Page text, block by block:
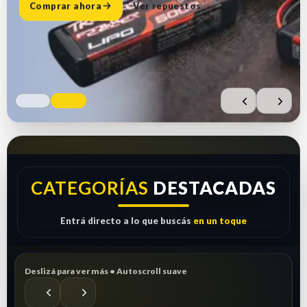
Comprar ahora Ver repuestos
CATEGORÍAS DESTACADAS
Entrá directo a lo que buscás en un toque
Deslizá para ver más • Autoscroll suave